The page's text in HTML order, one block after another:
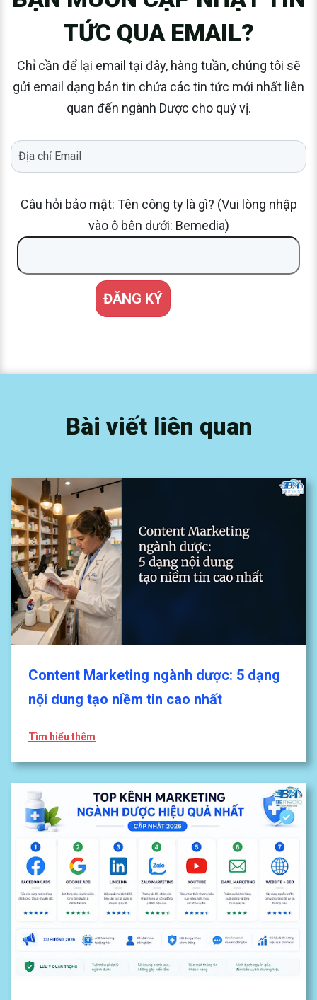
TỨC QUA EMAIL?
Chỉ cần để lại email tại đây, hàng tuần, chúng tôi sẽ
gửi email dạng bản tin chứa các tin tức mới nhất liên
quan đến ngành Dược cho quý vị.
Câu hỏi bảo mật: Tên công ty là gì? (Vui lòng nhập
vào ô bên dưới: Bemedia)
Bài viết liên quan
Content Marketing ngành dược: 5 dạng
nội dung tạo niềm tin cao nhất
Tìm hiểu thêm